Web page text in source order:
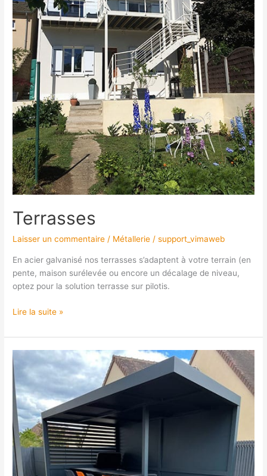
Terrasses
Laisser un commentaire / Métallerie /support_vimaweb
En acier galvanisé nos terrasses s’adaptent à votre terrain (en
pente, maison surélevée ou encore un décalage de niveau,
optez pour la solution terrasse sur pilotis.
Lire la suite »
Sur
mesure